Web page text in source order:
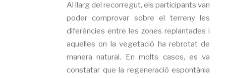
Al llarg del recorregut, els participants van
poder comprovar sobre el terreny les
diferències entre les zones replantades i
aquelles on la vegetació ha rebrotat de
manera natural. En molts casos, es va
constatar que la regeneració espontània